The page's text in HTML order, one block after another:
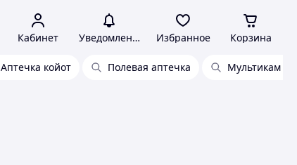
Кабинет Уведомления Избранное Корзина
Аптечка койот Полевая аптечка Мультикам